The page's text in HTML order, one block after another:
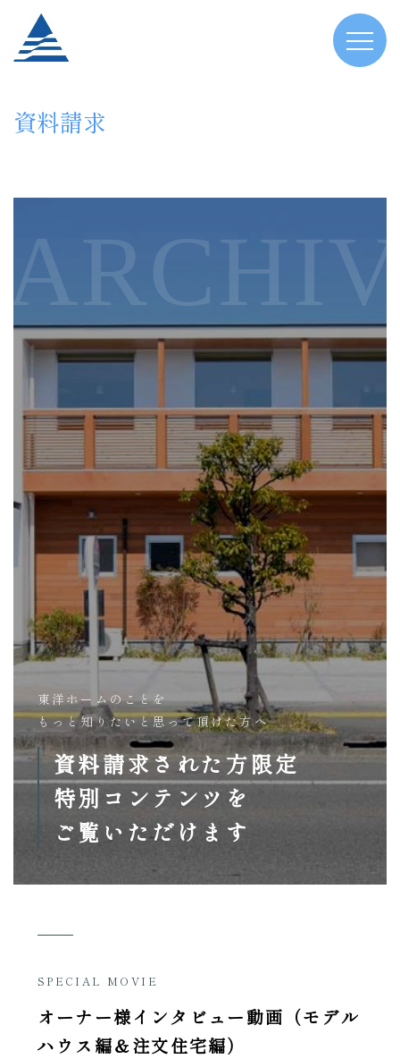
資料請求
東洋ホームのことを
もっと知りたいと思って頂けた方へ
資料請求された方限定
特別コンテンツを
ご覧いただけます
SPECIAL MOVIE
オーナー様インタビュー動画（モデル
ハウス編＆注文住宅編）